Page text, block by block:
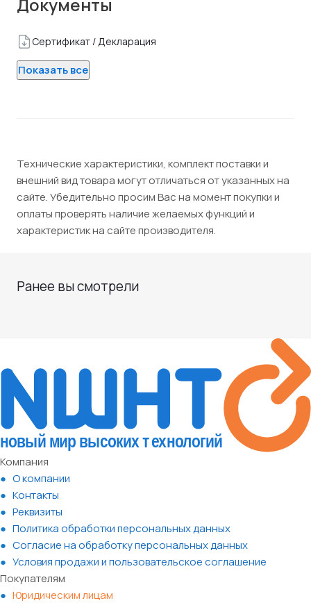
Сертификат / Декларация
Показать все
Технические характеристики, комплект поставки и
внешний вид товара могут отличаться от указанных на
сайте. Убедительно просим Вас на момент покупки и
оплаты проверять наличие желаемых функций и
характеристик на сайте производителя.
Ранее вы смотрели
Компания
О компании
Контакты
Реквизиты
Политика обработки персональных данных
Согласие на обработку персональных данных
Условия продажи и пользовательское соглашение
Покупателям
Юридическим лицам